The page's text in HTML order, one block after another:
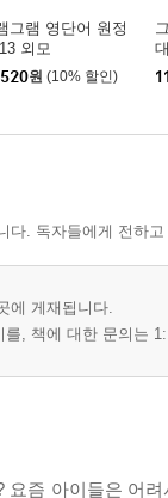
그램 영단어 원정
외모
원 (10% 할인)
다. 독자들에게 전하
에 게재됩니다.
, 책에 대한 문의는
요즘 아이들은 어